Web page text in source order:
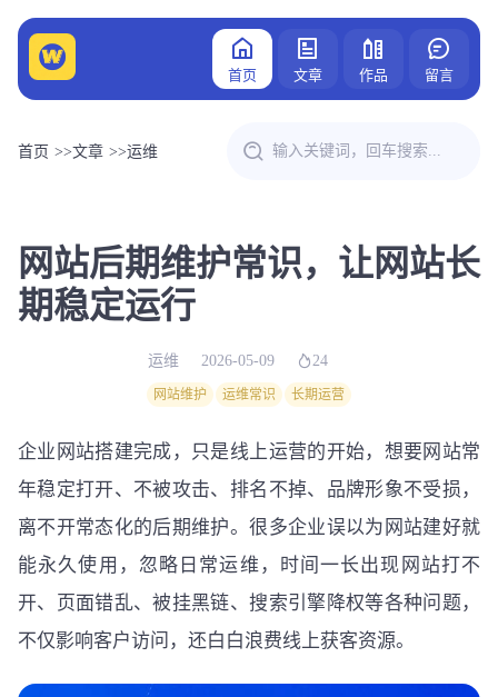
首页 文章 作品 留言
首页 >>文章 >>运维
网站后期维护常识，让网站长
期稳定运行
运维 2026-05-09 24
网站维护 运维常识 长期运营
企业网站搭建完成，只是线上运营的开始，想要网站常
年稳定打开、不被攻击、排名不掉、品牌形象不受损，
离不开常态化的后期维护。很多企业误以为网站建好就
能永久使用，忽略日常运维，时间一长出现网站打不
开、页面错乱、被挂黑链、搜索引擎降权等各种问题，
不仅影响客户访问，还白白浪费线上获客资源。